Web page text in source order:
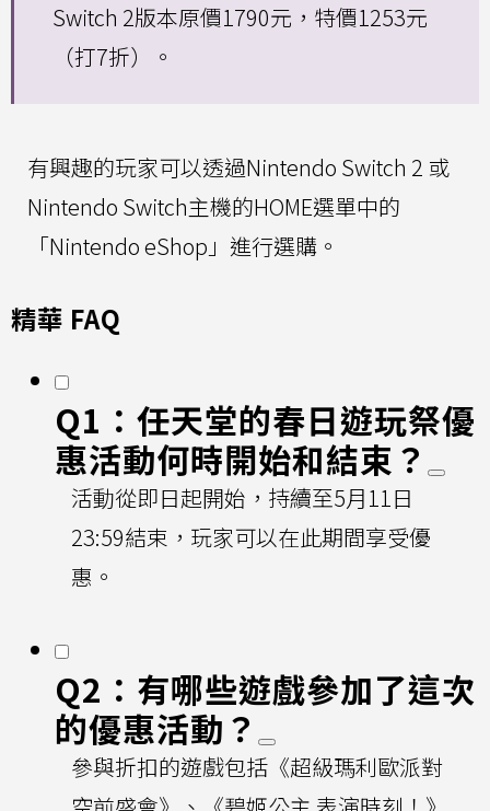
Switch 2版本原價1790元，特價1253元
（打7折）。
有興趣的玩家可以透過Nintendo Switch 2 或
Nintendo Switch主機的HOME選單中的
「Nintendo eShop」進行選購。
精華 FAQ
Q1：任天堂的春日遊玩祭優
惠活動何時開始和結束？
活動從即日起開始，持續至5月11日
23:59結束，玩家可以在此期間享受優
惠。
Q2：有哪些遊戲參加了這次
的優惠活動？
參與折扣的遊戲包括《超級瑪利歐派對